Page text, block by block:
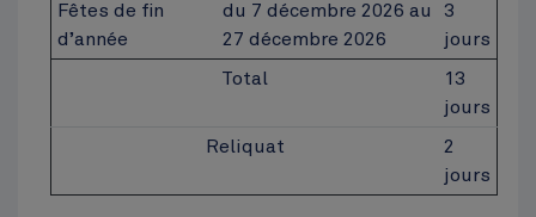
Fêtes de fin
d’année
du 7 décembre 2026 au
27 décembre 2026
3
jours
Total
13
jours
Reliquat
2
jours